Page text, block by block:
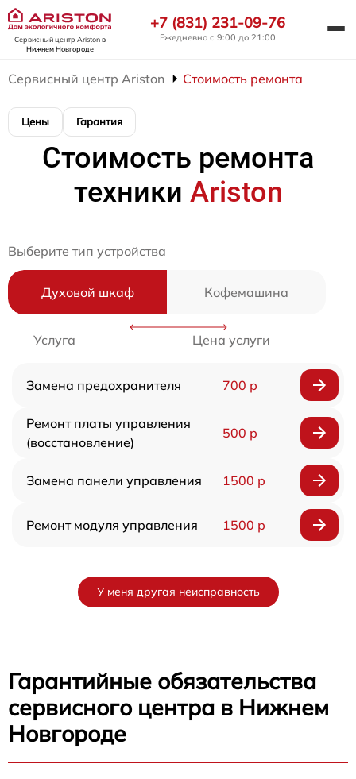
Сервисный центр Aristonв
Нижнем Новгороде
+7 (831) 231-09-76
Ежедневно с 9:00 до 21:00
Сервисный центр Ariston Стоимость ремонта
Цены Гарантия
Стоимость ремонта
техники Ariston
Выберите тип устройства
Духовой шкаф Кофемашина
Услуга Цена услуги
Замена предохранителя 700 р
Ремонт платы управления
(восстановление)
500 р
Замена панели управления 1500 р
Ремонт модуля управления 1500 р
У меня другая неисправность
Гарантийные обязательства
сервисного центра в Нижнем
Новгороде